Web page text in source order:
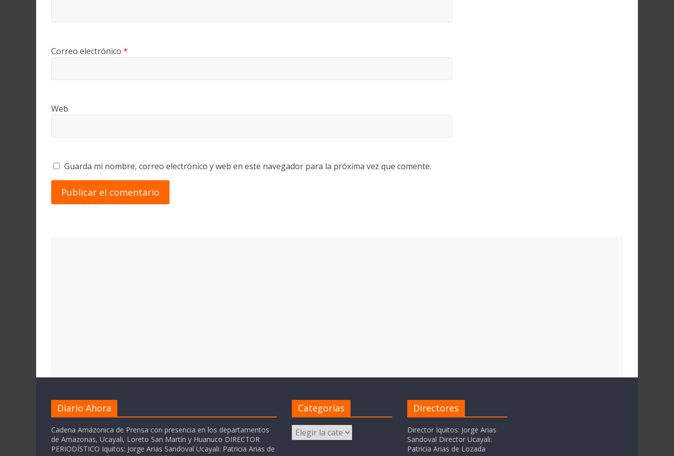
Correo electrónico *
Web
Guarda mi nombre, correo electrónico y web en este navegador para la próxima vez que comente.
Diario Ahora
Cadena Amázonica de Prensa con presencia en los departamentos
de Amazonas, Ucayali, Loreto San Martín y Huanuco DIRECTOR
PERIODÍSTICO Iquitos: Jorge Arias Sandoval Ucayali: Patricia Arias de
Categorías
Categorías
Directores
Director Iquitos: Jorge Arias
Sandoval Director Ucayali:
Patricia Arias de Lozada